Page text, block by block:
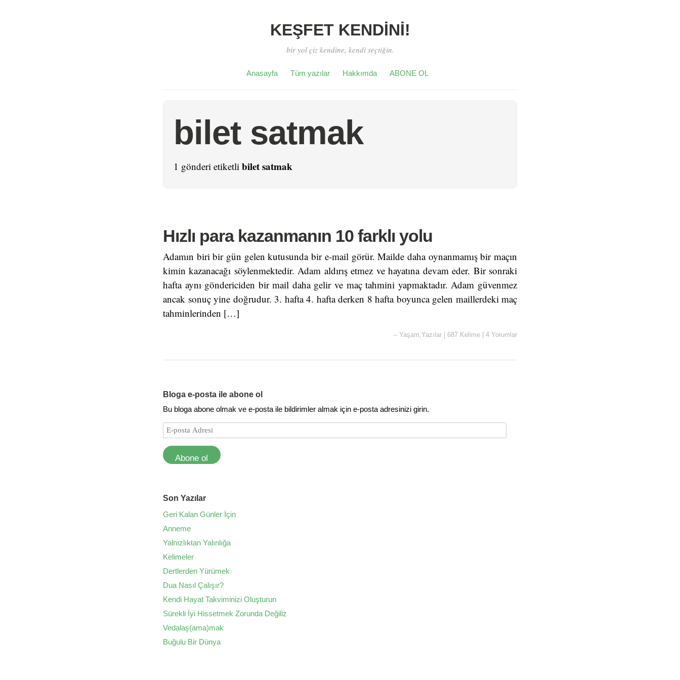
KEŞFET KENDİNİ!
bir yol çiz kendine, kendi seçtiğin.
Anasayfa Tüm yazılar Hakkımda ABONE OL
bilet satmak
1 gönderi etiketli bilet satmak
Hızlı para kazanmanın 10 farklı yolu
Adamın biri bir gün gelen kutusunda bir e-mail görür. Mailde daha oynanmamış bir maçın
kimin kazanacağı söylenmektedir. Adam aldırış etmez ve hayatına devam eder. Bir sonraki
hafta aynı göndericiden bir mail daha gelir ve maç tahmini yapmaktadır. Adam güvenmez
ancak sonuç yine doğrudur. 3. hafta 4. hafta derken 8 hafta boyunca gelen maillerdeki maç
tahminlerinden […]
-- Yaşam,Yazılar 687 Kelime 4 Yorumlar
Bloga e-posta ile abone ol
Bu bloga abone olmak ve e-posta ile bildirimler almak için e-posta adresinizi girin.
Abone ol
Son Yazılar
Geri Kalan Günler İçin
Anneme
Yalnızlıktan Yalınlığa
Kelimeler
Dertlerden Yürümek
Dua Nasıl Çalışır?
Kendi Hayat Takviminizi Oluşturun
Sürekli İyi Hissetmek Zorunda Değiliz
Vedalaş(ama)mak
Buğulu Bir Dünya